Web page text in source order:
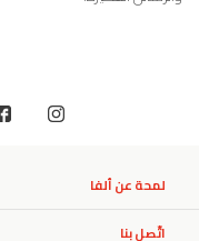
لمحة عن ألفا
نظرة عامة
اتّصل بنا